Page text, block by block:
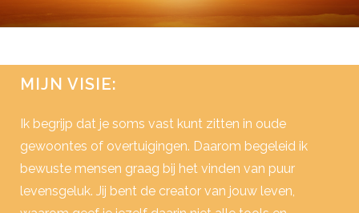
MIJN VISIE:
Ik begrijp dat je soms vast kunt zitten in oude
gewoontes of overtuigingen. Daarom begeleid ik
bewuste mensen graag bij het vinden van puur
levensgeluk. Jij bent de creator van jouw leven,